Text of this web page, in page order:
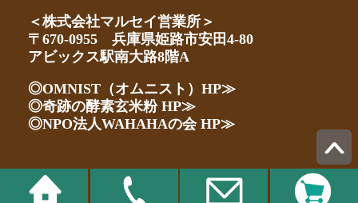
＜株式会社マルセイ営業所＞
〒670-0955 兵庫県姫路市安田4-80
アビックス駅南大路8階A
◎OMNIST（オムニスト）HP≫
◎奇跡の酵素玄米粉 HP≫
◎NPO法人WAHAHAの会 HP≫